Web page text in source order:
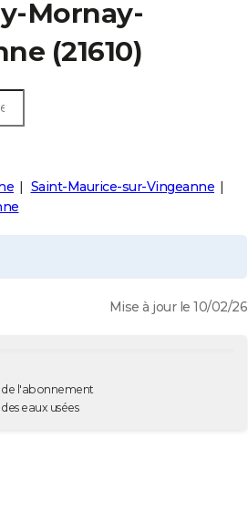
Mornay-
(21610)
Saint-Maurice-sur-Vingeanne
Mise à jour le 10/02/26
de l'abonnement
eaux usées